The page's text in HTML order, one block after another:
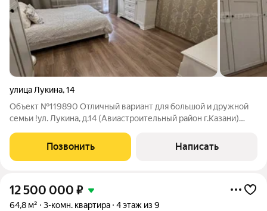
улица Лукина,14
Объект №119890 Отличный вариант для большой и дружной
семьи !ул. Лукина, д.14 (Авиастроительный район г.Казани)
кирпичном доме 1993 года постройки. Квартира расположена
на комфортном 3 этаже 9
Позвонить Написать
12 500 000 ₽
64,8 м² 3-комн. квартира 4 этаж из 9